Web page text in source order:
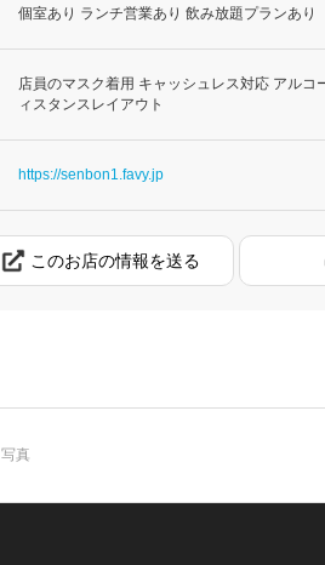
個室あり ランチ営業あり 飲み放題プランあり
店員のマスク着用 キャッシュレス対応 アル
ィスタンスレイアウト
https://senbon1.favy.jp
このお店の情報を送る
写真